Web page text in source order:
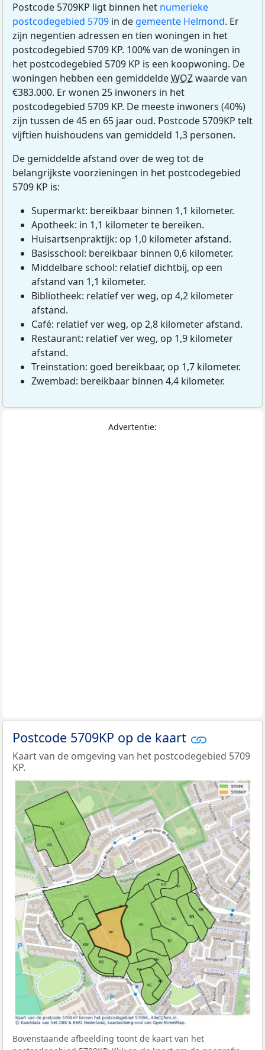
Postcode 5709KP ligt binnen het numerieke
postcodegebied 5709 in de gemeente Helmond. Er
zijn negentien adressen en tien woningen in het
postcodegebied 5709 KP. 100% van de woningen in
het postcodegebied 5709 KP is een koopwoning. De
woningen hebben een gemiddeldeWOZwaarde van
€383.000. Er wonen 25 inwoners in het
postcodegebied 5709 KP. De meeste inwoners (40%)
zijn tussen de 45 en 65 jaar oud. Postcode 5709KP telt
vijftien huishoudens van gemiddeld 1,3 personen.
De gemiddelde afstand over de weg tot de
belangrijkste voorzieningen in het postcodegebied
5709 KP is:
Supermarkt: bereikbaar binnen 1,1 kilometer.
Apotheek: in 1,1 kilometer te bereiken.
Huisartsenpraktijk: op 1,0 kilometer afstand.
Basisschool: bereikbaar binnen 0,6 kilometer.
Middelbare school: relatief dichtbij, op een
afstand van 1,1 kilometer.
Bibliotheek: relatief ver weg, op 4,2 kilometer
afstand.
Café: relatief ver weg, op 2,8 kilometer afstand.
Restaurant: relatief ver weg, op 1,9 kilometer
afstand.
Treinstation: goed bereikbaar, op 1,7 kilometer.
Zwembad: bereikbaar binnen 4,4 kilometer.
Advertentie:
Postcode 5709KP op de kaart
Kaart van de omgeving van het postcodegebied 5709
KP.
Bovenstaande afbeelding toont de kaart van het